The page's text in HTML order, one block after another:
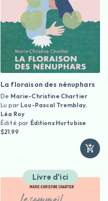
La floraison des nénuphars
De Marie-Christine Chartier
Lu par Lou-Pascal Tremblay,
Léa Roy
Édité par Éditions Hurtubise
$21.99
Livre d'ici